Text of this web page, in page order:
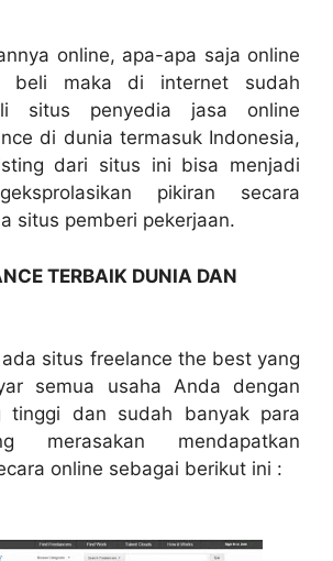
online, apa-apa saja online
beli maka di internet sudah
situs penyedia jasa online
di dunia termasuk Indonesia,
dari situs ini bisa menjadi
pikiran secara
situs pemberi pekerjaan.
TERBAIK DUNIA DAN
situs freelance the best yang
semua usaha Anda dengan
tinggi dan sudah banyak para
merasakan mendapatkan
online sebagai berikut ini :